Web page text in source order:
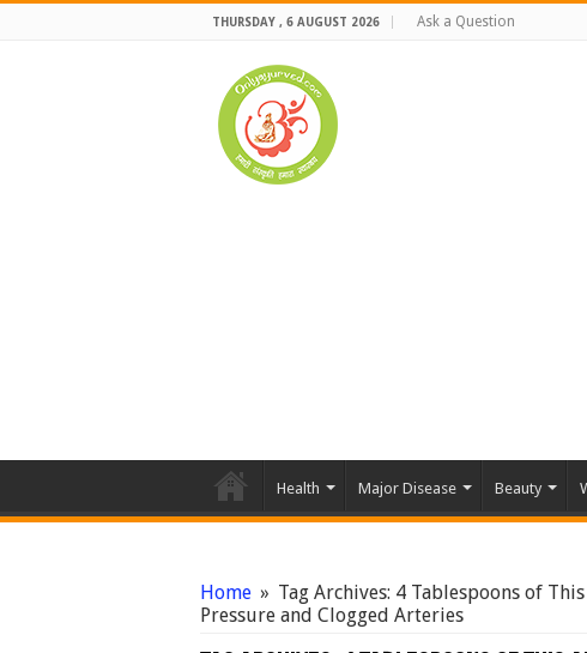
THURSDAY , 6 AUGUST 2026 Ask a Question
Health Major Disease Beauty
Home » Tag Archives: 4 Tablespoons of
Pressure and Clogged Arteries